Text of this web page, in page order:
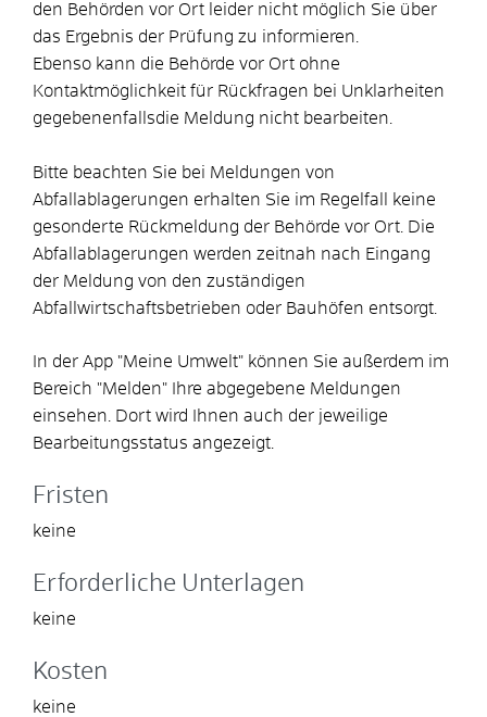
den Behörden vor Ort leider nicht möglich Sie über
das Ergebnis der Prüfung zu informieren.
Ebenso kann die Behörde vor Ort ohne
Kontaktmöglichkeit für Rückfragen bei Unklarheiten
gegebenenfallsdie Meldung nicht bearbeiten.
Bitte beachten Sie bei Meldungen von
Abfallablagerungen erhalten Sie im Regelfall keine
gesonderte Rückmeldung der Behörde vor Ort. Die
Abfallablagerungen werden zeitnah nach Eingang
der Meldung von den zuständigen
Abfallwirtschaftsbetrieben oder Bauhöfen entsorgt.
In der App "Meine Umwelt" können Sie außerdem im
Bereich "Melden" Ihre abgegebene Meldungen
einsehen. Dort wird Ihnen auch der jeweilige
Bearbeitungsstatus angezeigt.
Fristen
keine
Erforderliche Unterlagen
keine
Kosten
keine